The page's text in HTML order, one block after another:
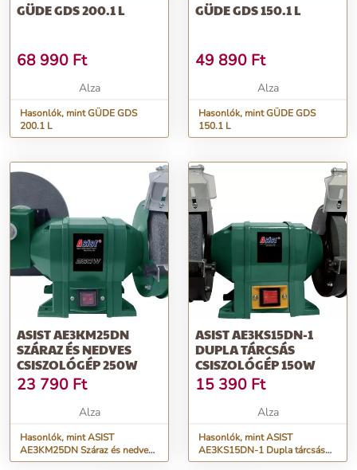
GÜDE GDS 200.1 L
68 990 Ft
Alza
Hasonlók, mint GÜDE GDS
200.1 L
GÜDE GDS 150.1 L
49 890 Ft
Alza
Hasonlók, mint GÜDE GDS
150.1 L
ASIST AE3KM25DN
SZÁRAZ ÉS NEDVES
CSISZOLÓGÉP 250W
23 790 Ft
Alza
Hasonlók, mint ASIST
AE3KM25DN Száraz és nedves
csiszológép 250W
ASIST AE3KS15DN-1
DUPLA TÁRCSÁS
CSISZOLÓGÉP 150W
15 390 Ft
Alza
Hasonlók, mint ASIST
AE3KS15DN-1 Dupla tárcsás
csiszológép 150W